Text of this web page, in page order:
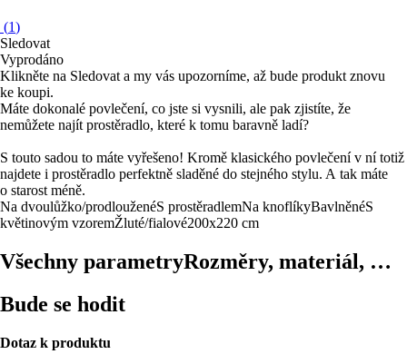
(1)
Sledovat
Vyprodáno
Klikněte na Sledovat a my vás upozorníme, až bude produkt znovu
ke koupi.
Máte dokonalé povlečení, co jste si vysnili, ale pak zjistíte, že
nemůžete najít prostěradlo, které k tomu baravně ladí?
S touto sadou to máte vyřešeno! Kromě klasického povlečení v ní totiž
najdete i prostěradlo perfektně sladěné do stejného stylu. A tak máte
o starost méně.
Na dvoulůžko/prodlouženéS prostěradlemNa knoflíkyBavlněnéS
květinovým vzoremŽluté/fialové200x220 cm
Všechny parametryRozměry, materiál, …
Bude se hodit
Dotaz k produktu